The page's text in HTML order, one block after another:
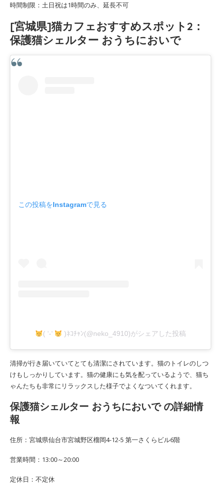
時間制限：土日祝は1時間のみ、延長不可
[宮城県]猫カフェおすすめスポット2：
保護猫シェルター おうちにおいで
この投稿をInstagramで見る
( ‘-‘ )ﾈｺﾁｬﾝ(@neko_4910)がシェアした投稿
清掃が行き届いていてとても清潔にされています。猫のトイレのしつ
けもしっかりしています。猫の健康にも気を配っているようで、猫ち
ゃんたちも非常にリラックスした様子でよくなついてくれます。
保護猫シェルター おうちにおいで の詳細情
報
住所：宮城県仙台市宮城野区榴岡4-12-5 第一さくらビル6階
営業時間：13:00～20:00
定休日：不定休